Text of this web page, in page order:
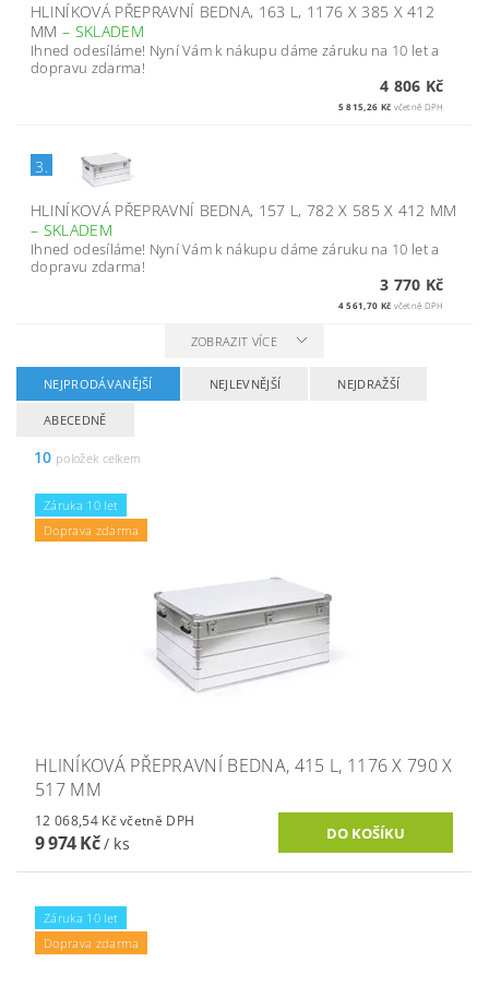
HLINÍKOVÁ PŘEPRAVNÍ BEDNA, 163 L, 1176 X 385 X 412
MM– SKLADEM
Ihned odesíláme! Nyní Vám k nákupu dáme záruku na 10 let a
dopravu zdarma!
4 806 Kč
5 815,26 Kč včetně DPH
3.
HLINÍKOVÁ PŘEPRAVNÍ BEDNA, 157 L, 782 X 585 X 412 MM
– SKLADEM
Ihned odesíláme! Nyní Vám k nákupu dáme záruku na 10 let a
dopravu zdarma!
3 770 Kč
4 561,70 Kč včetně DPH
ZOBRAZIT VÍCE
NEJPRODÁVANĚJŠÍ NEJLEVNĚJŠÍ NEJDRAŽŠÍ
ABECEDNĚ
10 položek celkem
Záruka 10 let
Doprava zdarma
HLINÍKOVÁ PŘEPRAVNÍ BEDNA, 415 L, 1176 X 790 X
517 MM
12 068,54 Kč včetně DPH
9 974 Kč/ ks
Záruka 10 let
Doprava zdarma